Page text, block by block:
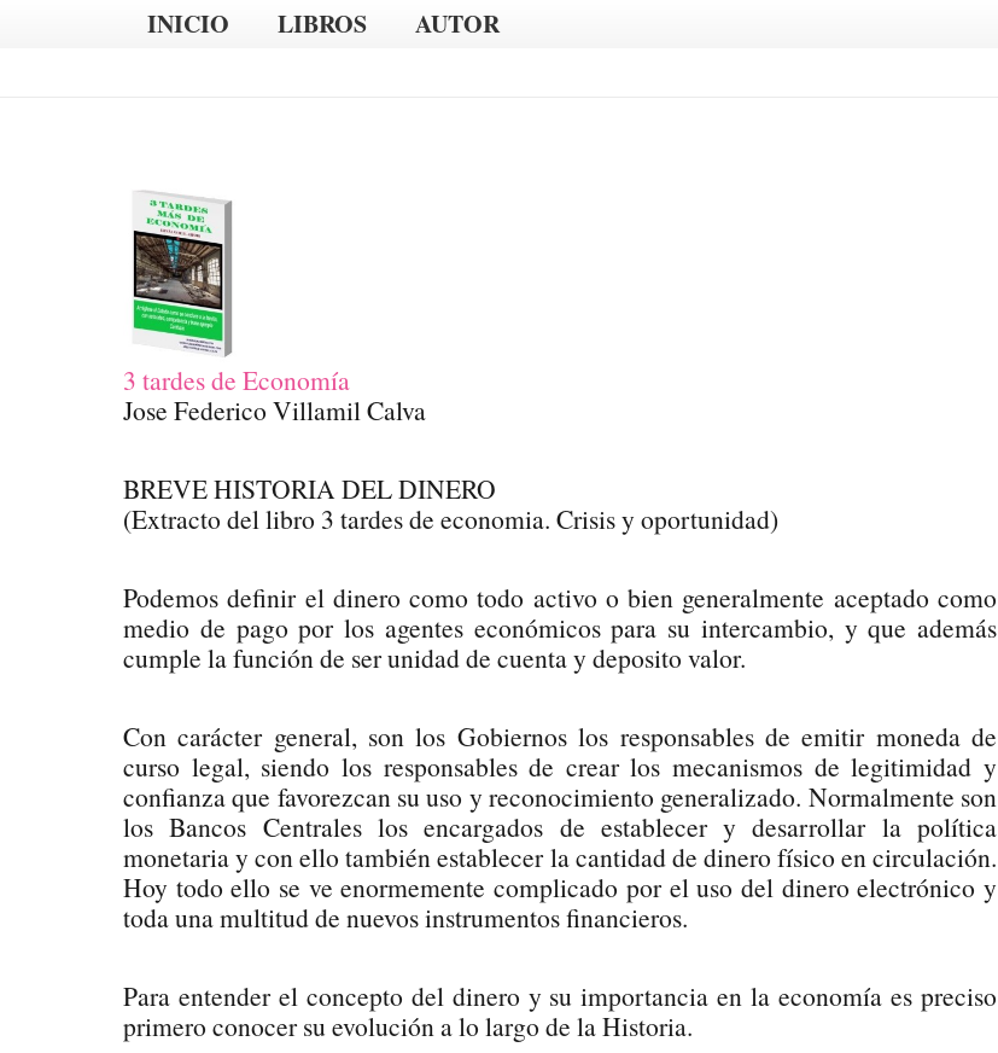
INICIO LIBROS AUTOR
3 tardes de Economía
Jose Federico Villamil Calva
BREVE HISTORIA DEL DINERO
(Extracto del libro 3 tardes de economia. Crisis y oportunidad)
Podemos definir el dinero como todo activo o bien generalmente aceptado como
medio de pago por los agentes económicos para su intercambio, y que además
cumple la función de ser unidad de cuenta y deposito valor.
Con carácter general, son los Gobiernos los responsables de emitir moneda de
curso legal, siendo los responsables de crear los mecanismos de legitimidad y
confianza que favorezcan su uso y reconocimiento generalizado. Normalmente son
los Bancos Centrales los encargados de establecer y desarrollar la política
monetaria y con ello también establecer la cantidad de dinero físico en circulación.
Hoy todo ello se ve enormemente complicado por el uso del dinero electrónico y
toda una multitud de nuevos instrumentos financieros.
Para entender el concepto del dinero y su importancia en la economía es preciso
primero conocer su evolución a lo largo de la Historia.